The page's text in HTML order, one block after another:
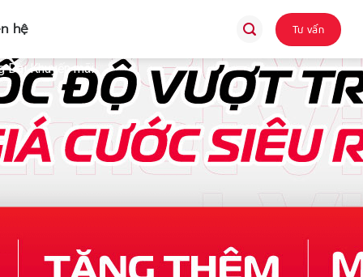
hệ Tư vấn
Dài Khuyến mãi